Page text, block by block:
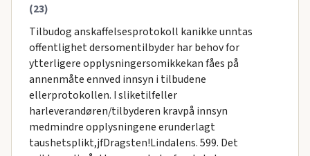
(23)
Tilbudog anskaffelsesprotokoll kanikke unntas
offentlighet dersomentilbyder har behov for
ytterligere opplysningersomikkekan fåes på
annenmåte ennved innsyn i tilbudene
ellerprotokollen. I sliketilfeller
harleverandøren/tilbyderen kravpå innsyn
medmindre opplysningene erunderlagt
taushetsplikt,jfDragsten!Lindalens. 599. Det